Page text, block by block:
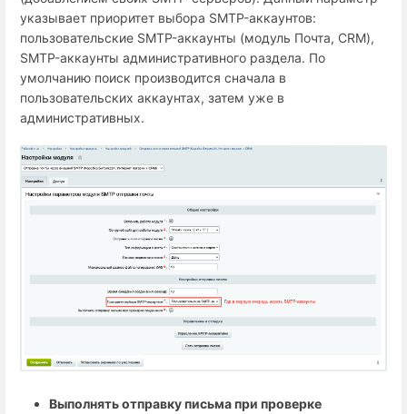
указывает приоритет выбора SMTP-аккаунтов:
пользовательские SMTP-аккаунты (модуль Почта, CRM),
SMTP-аккаунты административного раздела. По
умолчанию поиск производится сначала в
пользовательских аккаунтах, затем уже в
административных.
Выполнять отправку письма при проверке